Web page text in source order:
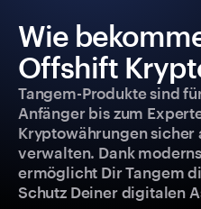
Wie
Offshift
Tangem-Produkte sind
Anfänger bis zum
Kryptowährungen sicher
verwalten. Dank
ermöglicht Dir Tangem
Schutz Deiner digitalen